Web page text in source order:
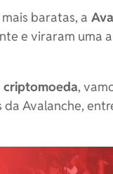
baratas, a
e viraram uma
criptomoeda,
da Avalanche,